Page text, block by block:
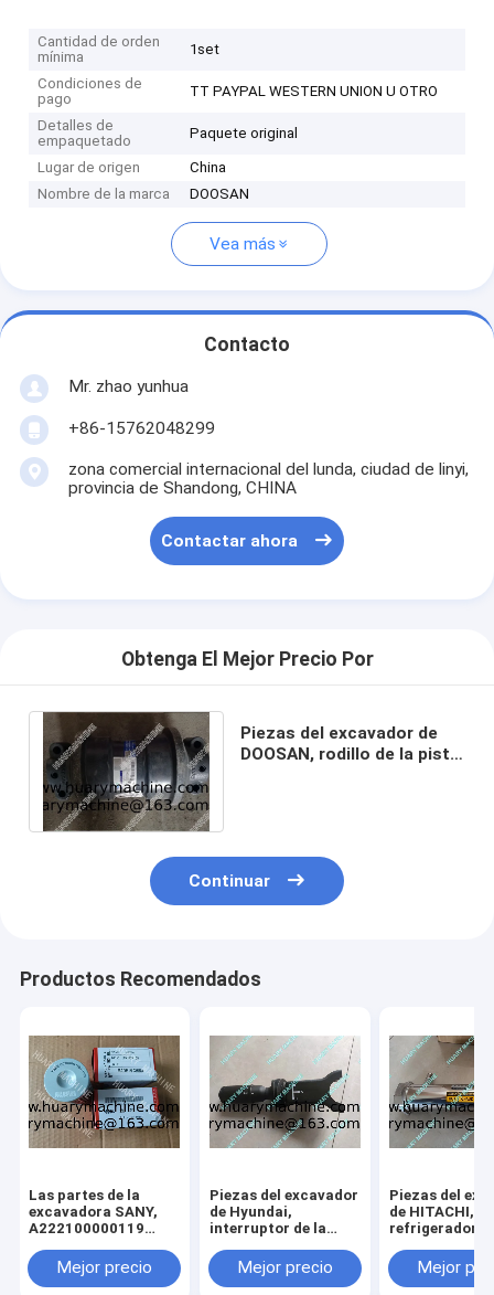
Cantidad de orden
mínima
1set
Condiciones de
pago
TT PAYPAL WESTERN UNION U OTRO
Detalles de
empaquetado
Paquete original
Lugar de origen
China
Nombre de la marca
DOOSAN
Vea más
Contacto
Mr. zhao yunhua
+86-15762048299
zona comercial internacional del lunda, ciudad de linyi,
provincia de Shandong, CHINA
Contactar ahora
Obtenga El Mejor Precio Por
Piezas del excavador de
DOOSAN, rodillo de la pista
Continuar
Productos Recomendados
Las partes de la
excavadora SANY,
A222100000119
Mejor precio
Piezas del excavador
de Hyundai,
interruptor de la
00072Mejor precio
Piezas del
de HITACHI,
refrigerador
recirculación
gases de
Mejor